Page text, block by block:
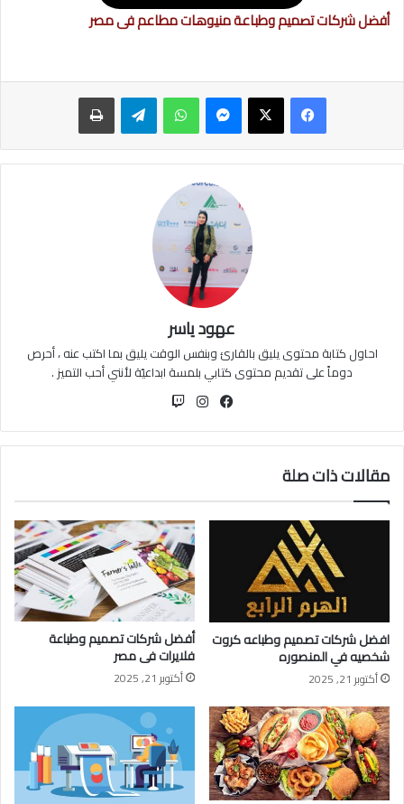
أفضل شركات تصميم وطباعة منيوهات مطاعم فى مصر
ماسنجر واتساب تيلقرام طباعة
عهود ياسر
احاول كتابة محتوى يليق بالقارئ وبنفس الوقت يليق بما اكتب عنه ، أحرص
دوماً على تقديم محتوى كتابي بلمسة ابداعيّة لأنني أحب التميز .
فيسبوكانستقرام
مقالات ذات صلة
افضل شركات تصميم وطباعه كروت
شخصيه في المنصوره
أكتوبر 21, 2025
أفضل شركات تصميم وطباعة
فلايرات فى مصر
أكتوبر 21, 2025